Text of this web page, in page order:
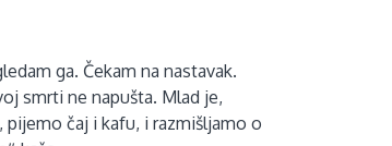
ga. Čekam na nastavak.
smrti ne napušta. Mlad je,
čaj i kafu, i razmišljamo o